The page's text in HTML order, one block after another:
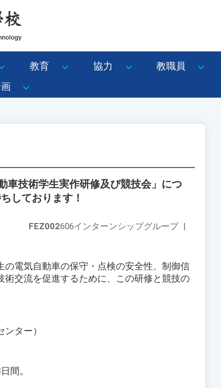
教育 協力 教職員
車技術学生実作研修及び競技会」につ
しております！
FEZ002606インターンシップグループ |
電気自動車の保守・点検の安全性、制御信
交流を促進するために、この研修と競技の
ター）
間。